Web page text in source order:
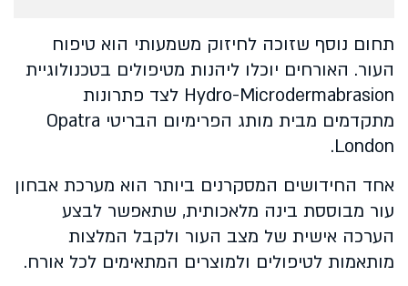
תחום נוסף שזוכה לחיזוק משמעותי הוא טיפוח
העור. האורחים יוכלו ליהנות מטיפולים בטכנולוגיית
Hydro-Microdermabrasion לצד פתרונות
מתקדמים מבית מותג הפרימיום הבריטי Opatra
London.
אחד החידושים המסקרנים ביותר הוא מערכת אבחון
עור מבוססת בינה מלאכותית, שתאפשר לבצע
הערכה אישית של מצב העור ולקבל המלצות
מותאמות לטיפולים ולמוצרים המתאימים לכל אורח.